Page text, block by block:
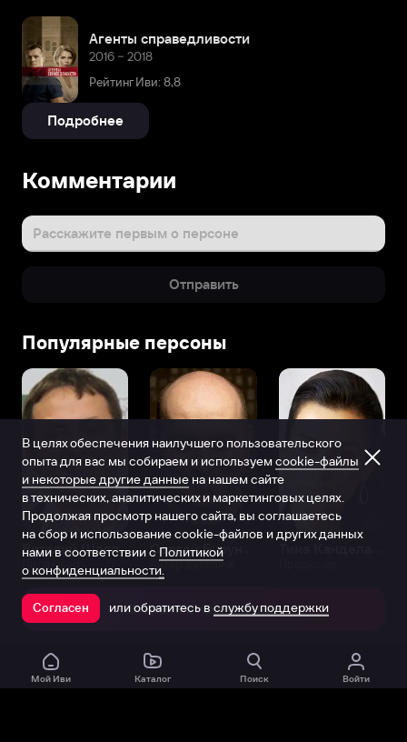
Агенты справедливости
2016 – 2018
Рейтинг Иви: 8,8
Подробнее
Комментарии
Расскажите первым о персоне
Отправить
Популярные персоны
Виталий Шляппо
Продюсер Актёр дубляжа
Открыть в приложении
Мой Иви Каталог Поиск Войти
В целях обеспечения наилучшего пользовательского
опыта для вас мы собираем и используем cookie-файлы
и некоторые другие данные на нашем сайте
в технических, аналитических и маркетинговых целях.
Продолжая просмотр нашего сайта, вы соглашаетесь
на сбор и использование cookie-файлов и других данных
нами в соответствии с Политикой
о конфиденциальности.
Согласен или обратитесь в службу поддержки